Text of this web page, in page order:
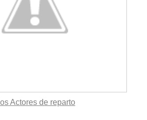
Actores de reparto